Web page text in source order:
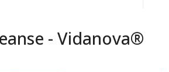
- Vidanova®